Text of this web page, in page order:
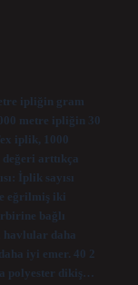
ipliğin gram
metre ipliğin 30
iplik, 1000
arttıkça
İplik sayısı
eğrilmiş iki
bağlı
havlular daha
iyi emer. 40 2
polyester dikiş…